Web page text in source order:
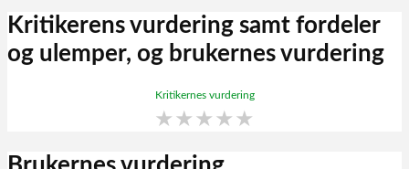
Kritikerens vurdering samt fordeler
og ulemper, og brukernes vurdering
Kritikernes vurdering
★★★★★